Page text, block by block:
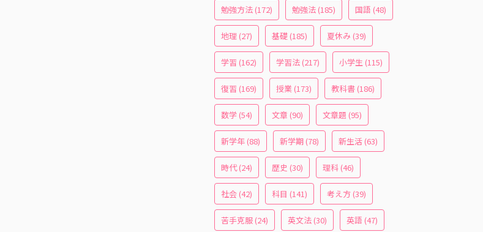
勉強方法(172) 勉強法(185) 国語 (48)
地理(27) 基礎(185) 夏休み (39)
学習 (162) 学習法(217) 小学生(115)
復習 (169) 授業(173) 教科書(186)
数学(54) 文章 (90) 文章題 (95)
新学年(88) 新学期(78) 新生活(63)
時代(24) 歴史 (30) 理科(46)
社会(42) 科目 (141) 考え方(39)
苦手克服(24) 英文法(30) 英語 (47)